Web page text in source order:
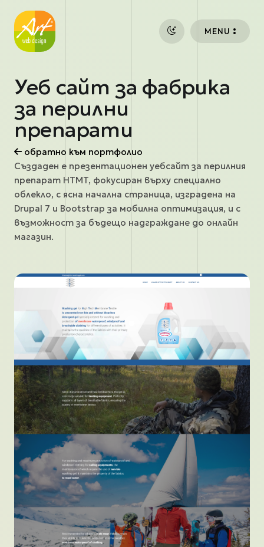
MENU
Уеб сайт за фабрика
за перилни
препарати
обратно към портфолио
Създаден е презентационен уебсайт за перилния
препарат HTMT, фокусиран върху специално
облекло, с ясна начална страница, изградена на
Drupal 7 и Bootstrap за мобилна оптимизация, и с
възможност за бъдещо надграждане до онлайн
магазин.